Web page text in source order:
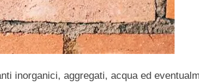
inorganici, aggregati, acqua ed